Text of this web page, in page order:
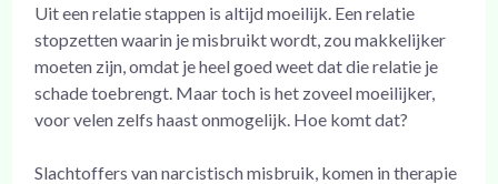
Uit een relatie stappen is altijd moeilijk. Een relatie
stopzetten waarin je misbruikt wordt, zou makkelijker
moeten zijn, omdat je heel goed weet dat die relatie je
schade toebrengt. Maar toch is het zoveel moeilijker,
voor velen zelfs haast onmogelijk. Hoe komt dat?
Slachtoffers van narcistisch misbruik, komen in therapie